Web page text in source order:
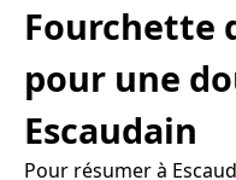
Fourchette
pour une
Escaudain
Pour résumer à